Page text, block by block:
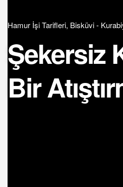
Hamur İşi Tarifleri, Bisküvi -
Şekersiz
Bir